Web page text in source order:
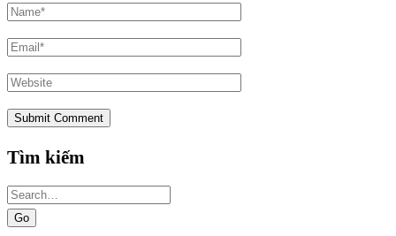
Tìm kiếm
Search
for: